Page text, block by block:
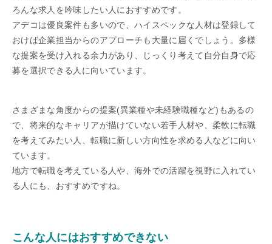
ろんな求人を吟味したい人におすすめです。
アデコは優良案件も多いので、ハイスペックな人材は登録して
おけば企業担当からのアプローチも大量に届くでしょう。多様
な提案を受け入れる余力があり、じっくり考えて自分自身で応
募を選択できる人に向いています。
さまざまな角度からの提案(異業種や未経験職種など)もあるの
で、将来的なキャリアが描けていない若手人材や、柔軟に転職
を考えてみたい人、転職に新しい方向性を求める人などに向い
ています。
地方で転職を考えている人や、海外での活躍を視野に入れてい
る人にも、おすすめですね。
こんな人にはおすすめできない